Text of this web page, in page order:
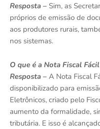
Resposta – Sim, as
próprios de emissão de
aos produtores rurais,
nos sistemas.
O que é a Nota Fiscal Fácil
Resposta – A Nota Fiscal
disponibilizado para
Eletrônicos, criado pelo
aumento da formalidade,
tributária. E isso é